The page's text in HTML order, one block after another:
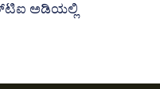
ಅಡಿಯಲ್ಲಿ